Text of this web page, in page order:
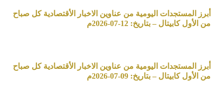
أبرز المستجدات اليومية من عناوين الاخبار الأقتصادية كل صباح
من الأول كابيتال – بتاريخ: 12-07-2026م
أبرز المستجدات اليومية من عناوين الاخبار الأقتصادية كل صباح
من الأول كابيتال – بتاريخ: 09-07-2026م